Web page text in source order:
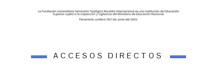
ACCESOS DIRECTOS